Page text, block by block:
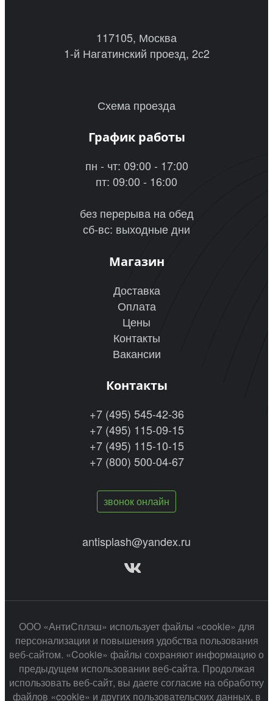
117105, Москва
1-й Нагатинский проезд, 2с2
Схема проезда
График работы
пн - чт: 09:00 - 17:00
пт: 09:00 - 16:00
без перерыва на обед
сб-вс: выходные дни
Магазин
Доставка
Оплата
Цены
Контакты
Вакансии
Контакты
+7 (495) 545-42-36
+7 (495) 115-09-15
+7 (495) 115-10-15
+7 (800) 500-04-67
звонок онлайн
antisplash@yandex.ru
ООО «АнтиСплэш» использует файлы «cookie» для
персонализации и повышения удобства пользования
веб-сайтом. «Cookie» файлы сохраняют информацию о
предыдущем использовании веб-сайта. Продолжая
использовать веб-сайт, вы даете согласие на обработку
файлов «cookie» и других пользовательских данных, в